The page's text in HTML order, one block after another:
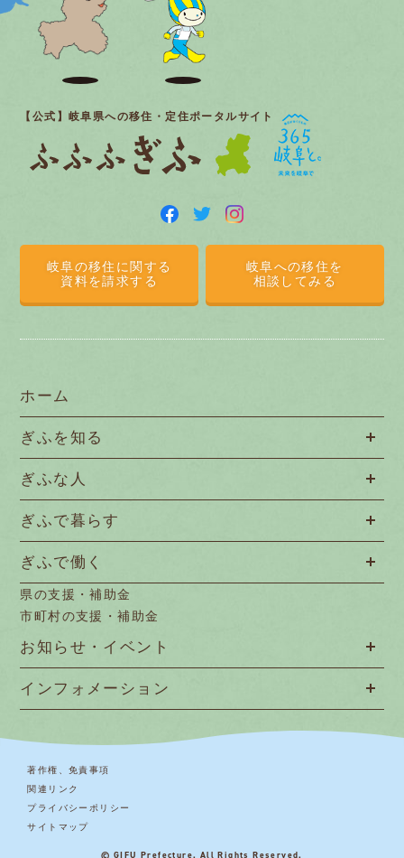
【公式】岐阜県への移住・定住ポータルサイト
岐阜の移住に関する
資料を請求する
岐阜への移住を
相談してみる
ホーム
ぎふを知る
ぎふな人
ぎふで暮らす
ぎふで働く
県の支援・補助金
市町村の支援・補助金
お知らせ・イベント
インフォメーション
著作権、免責事項
関連リンク
プライバシーポリシー
サイトマップ
© GIFU Prefecture. All Rights Reserved.